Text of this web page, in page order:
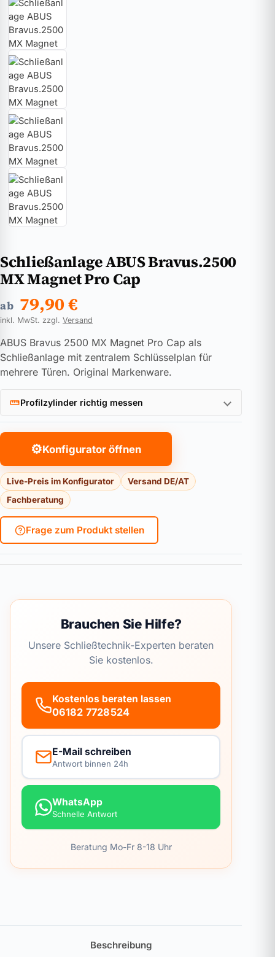
Schließanlage ABUS Bravus.2500
MX Magnet Pro Cap
ab 79,90€
inkl. MwSt. zzgl. Versand
ABUS Bravus 2500 MX Magnet Pro Cap als
Schließanlage mit zentralem Schlüsselplan für
mehrere Türen. Original Markenware.
Profilzylinder richtig messen
⚙Konfigurator öffnen
Live-Preis im Konfigurator
Versand DE/AT
Fachberatung
Frage zum Produkt stellen
Brauchen Sie Hilfe?
Unsere Schließtechnik-Experten beraten
Sie kostenlos.
Kostenlos beraten lassen
06182 7728524
E-Mail schreiben
Antwort binnen 24h
WhatsApp
Schnelle Antwort
Beratung Mo-Fr 8-18 Uhr
Beschreibung